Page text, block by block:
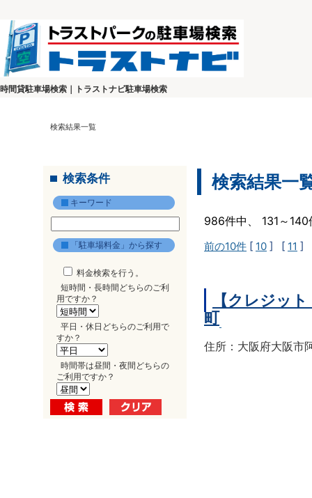
時間貸駐車場検索｜トラストナビ駐車場検索
検索結果一覧
検索条件
キーワード
「駐車場料金」から探す
料金検索を行う。
短時間・長時間どちらのご利
用ですか？
平日・休日どちらのご利用で
すか？
時間帯は昼間・夜間どちらの
ご利用ですか？
検索結果一
986件中、 131～
前の10件 [ 10 ] [ 11 ]
【クレジッ
町
住所：大阪府大阪市